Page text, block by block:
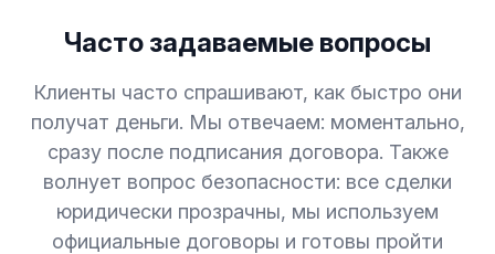
Часто задаваемые вопросы
Клиенты часто спрашивают, как быстро они
получат деньги. Мы отвечаем: моментально,
сразу после подписания договора. Также
волнует вопрос безопасности: все сделки
юридически прозрачны, мы используем
официальные договоры и готовы пройти